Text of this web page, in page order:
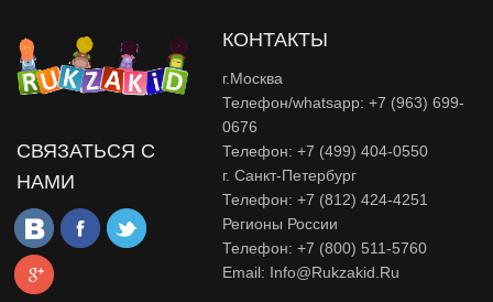
СВЯЗАТЬСЯ С
НАМИ
КОНТАКТЫ
г.Москва
Телефон/whatsapp: +7 (963) 699-
0676
Телефон: +7 (499) 404-0550
г. Санкт-Петербург
Телефон: +7 (812) 424-4251
Регионы России
Телефон: +7 (800) 511-5760
Email: Info@rukzakid.ru